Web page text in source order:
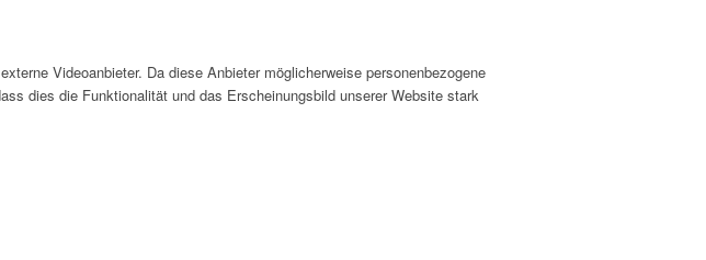
Videoanbieter. Da diese Anbieter möglicherweise personenbezogene
dies die Funktionalität und das Erscheinungsbild unserer Website stark